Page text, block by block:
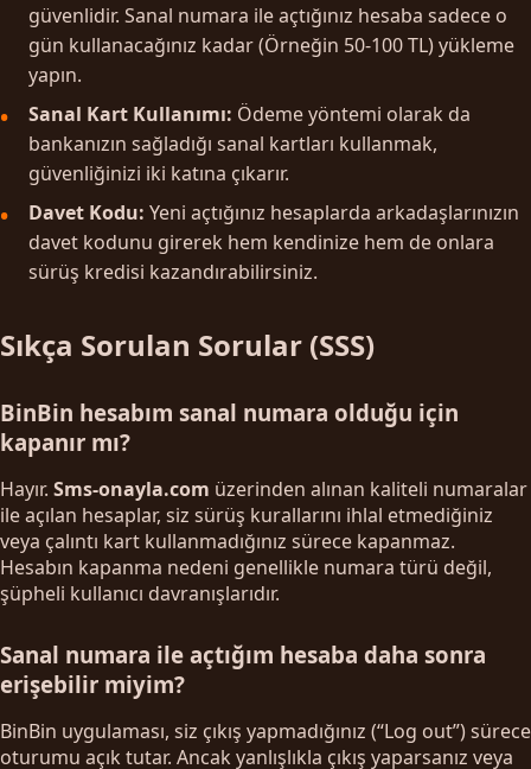
güvenlidir. Sanal numara ile açtığınız hesaba sadece o
gün kullanacağınız kadar (Örneğin 50-100 TL) yükleme
yapın.
Sanal Kart Kullanımı: Ödeme yöntemi olarak da
bankanızın sağladığı sanal kartları kullanmak,
güvenliğinizi iki katına çıkarır.
Davet Kodu: Yeni açtığınız hesaplarda arkadaşlarınızın
davet kodunu girerek hem kendinize hem de onlara
sürüş kredisi kazandırabilirsiniz.
Sıkça Sorulan Sorular (SSS)
BinBin hesabım sanal numara olduğu için
kapanır mı?
Hayır. Sms-onayla.com üzerinden alınan kaliteli numaralar
ile açılan hesaplar, siz sürüş kurallarını ihlal etmediğiniz
veya çalıntı kart kullanmadığınız sürece kapanmaz.
Hesabın kapanma nedeni genellikle numara türü değil,
şüpheli kullanıcı davranışlarıdır.
Sanal numara ile açtığım hesaba daha sonra
erişebilir miyim?
BinBin uygulaması, siz çıkış yapmadığınız (“Log out”) sürece
oturumu açık tutar. Ancak yanlışlıkla çıkış yaparsanız veya